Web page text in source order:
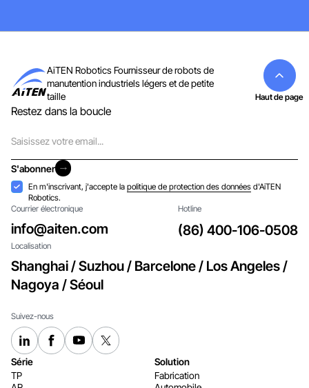
AiTEN Robotics Fournisseur de robots de
manutention industriels légers et de petite
taille
Restez dans la boucle
S'abonner
S'abonner
Acceptation
En m'inscrivant, j'accepte lapolitique de protection des données d'AiTEN
Robotics.
Courrier électronique
info@aiten.com
Hotline
(86) 400-106-0508
Localisation
Shanghai / Suzhou / Barcelone / Los Angeles /
Nagoya / Séoul
Suivez-nous
Série
TP
Solution
Fabrication
Haut de page